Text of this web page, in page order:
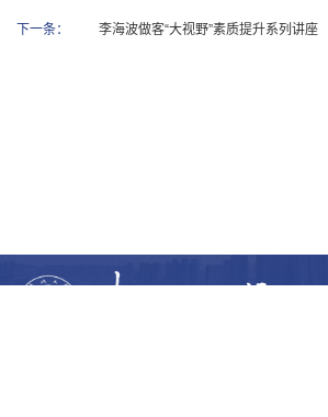
下一条： 李海波做客“大视野”素质提升系列讲座